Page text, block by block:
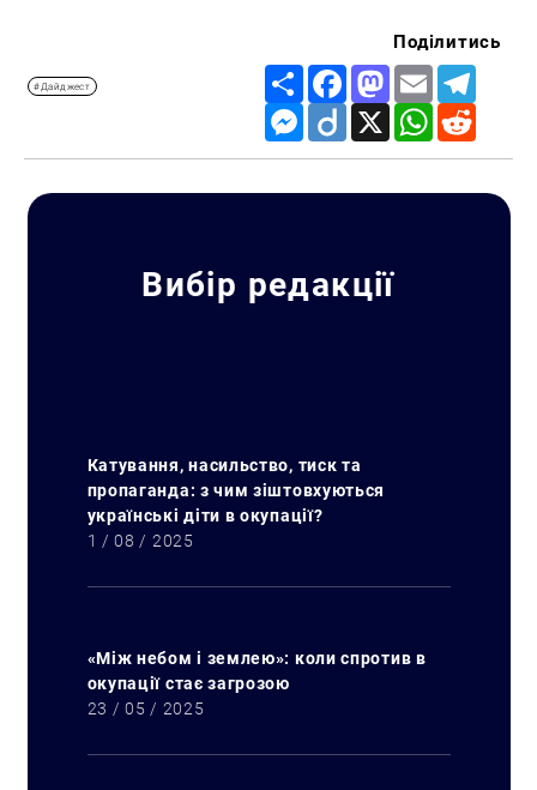
#Дайджест
Поділитись
Share FacebookMastodon
Email
Messenger
Diigo X WhatsApp
Вибір редакції
Катування, насильство, тиск та
пропаганда: з чим зіштовхуються
українські діти в окупації?
1 / 08 / 2025
«Між небом і землею»: коли спротив в
окупації стає загрозою
23 / 05 / 2025